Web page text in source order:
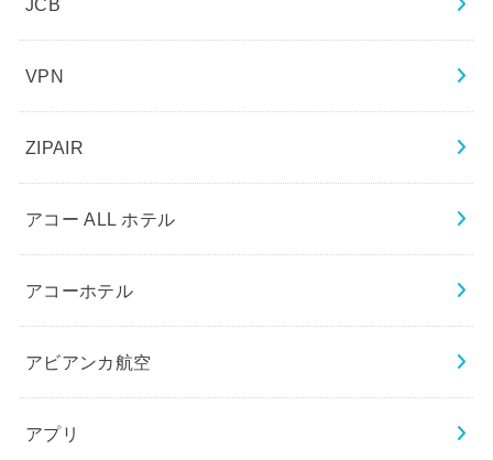
JCB
VPN
ZIPAIR
アコー ALL ホテル
アコーホテル
アビアンカ航空
アプリ